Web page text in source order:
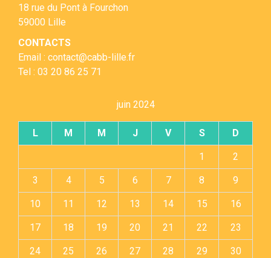
18 rue du Pont à Fourchon
59000 Lille
CONTACTS
Email : contact@cabb-lille.fr
Tel : 03 20 86 25 71
juin 2024
L M M J V S D
1 2
3 4 5 6 7 8 9
10 11 12 13 14 15 16
17 18 19 20 21 22 23
24 25 26 27 28 29 30